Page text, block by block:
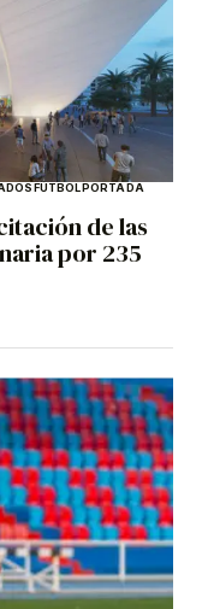
FÚTBOLPORTADA
de las
por 235